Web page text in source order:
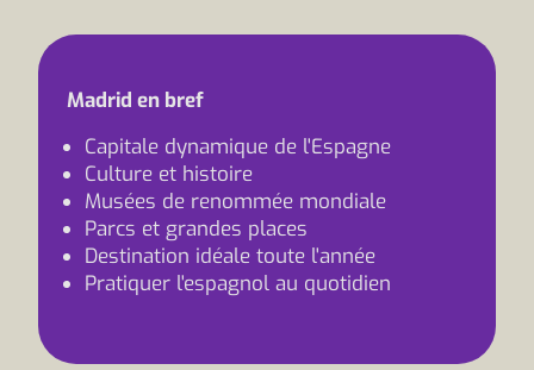
Madrid en bref
Capitale dynamique de l'Espagne
Culture et histoire
Musées de renommée mondiale
Parcs et grandes places
Destination idéale toute l'année
Pratiquer l'espagnol au quotidien